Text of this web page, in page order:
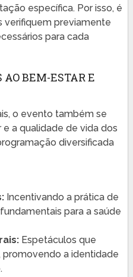
específica. Por isso, é
verifiquem previamente
para cada
BEM-ESTAR E
o evento também se
a qualidade de vida dos
diversificada
Incentivando a prática de
para a saúde
Espetáculos que
a identidade